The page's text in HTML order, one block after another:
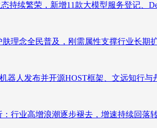
续繁荣，新增11款大模型服务登记、
理念全民普及，刚需属性支撑行业长期
器人发布并开源HOST框架、文远知行与
行业高增浪潮逐步褪去，增速持续回落